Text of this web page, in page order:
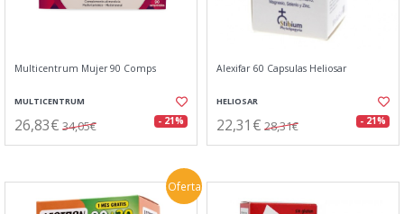
Multicentrum Mujer 90 Comps
MULTICENTRUM
26,83€ 34,05€ - 21%
Alexifar 60 Capsulas Heliosar
HELIOSAR
22,31€ 28,31€ - 21%
Oferta